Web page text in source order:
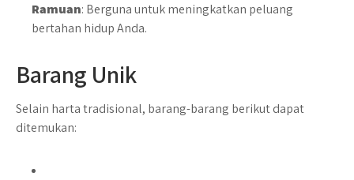
Ramuan: Berguna untuk meningkatkan peluang
bertahan hidup Anda.
Barang Unik
Selain harta tradisional, barang-barang berikut dapat
ditemukan: